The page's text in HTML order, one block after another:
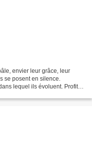
envier leur grâce, leur
se posent en silence.
lequel ils évoluent. Profiter